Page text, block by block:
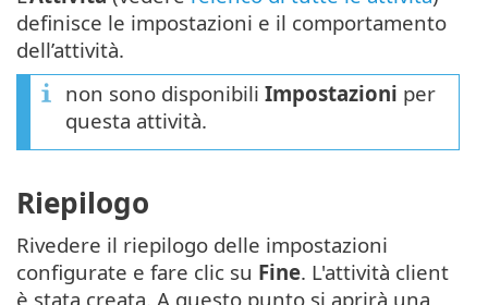
definisce le impostazioni e il comportamento
dell’attività.
non sono disponibili Impostazioni per
questa attività.
Riepilogo
Rivedere il riepilogo delle impostazioni
configurate e fare clic su Fine. L'attività client
è stata creata. A questo punto si aprirà una